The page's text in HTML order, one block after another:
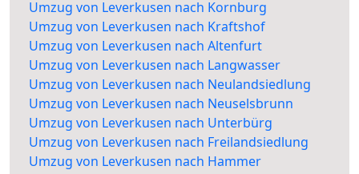
Umzug von Leverkusen nach Kornburg
Umzug von Leverkusen nach Kraftshof
Umzug von Leverkusen nach Altenfurt
Umzug von Leverkusen nach Langwasser
Umzug von Leverkusen nach Neulandsiedlung
Umzug von Leverkusen nach Neuselsbrunn
Umzug von Leverkusen nach Unterbürg
Umzug von Leverkusen nach Freilandsiedlung
Umzug von Leverkusen nach Hammer